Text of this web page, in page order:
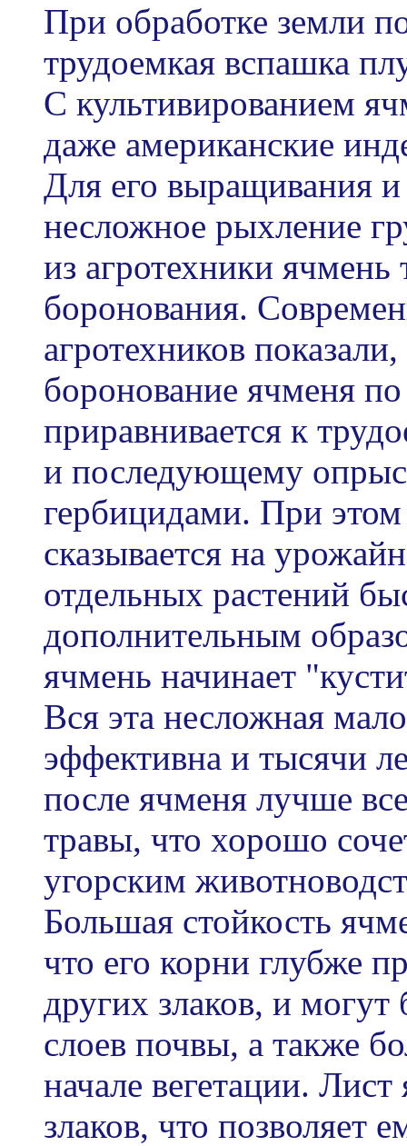
При обработке земли
трудоемкая вспашка
С культивированием
даже американские
Для его выращивания
несложное рыхление
из агротехники ячмень
боронования.
агротехников
боронование ячменя
приравнивается к
и последующему
гербицидами. При
сказывается на
отдельных растений
дополнительным
ячмень начинает
Вся эта несложная
эффективна и тысячи
после ячменя лучше
травы, что хорошо
угорским
Большая стойкость
что его корни глубже
других злаков, и могут
слоев почвы, а также
начале вегетации.
злаков, что позволяет